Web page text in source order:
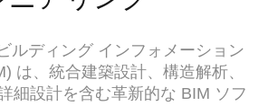
ルディング インフォメーション
は、統合建築設計、構造解析、
細設計を含む革新的な BIM ソフ